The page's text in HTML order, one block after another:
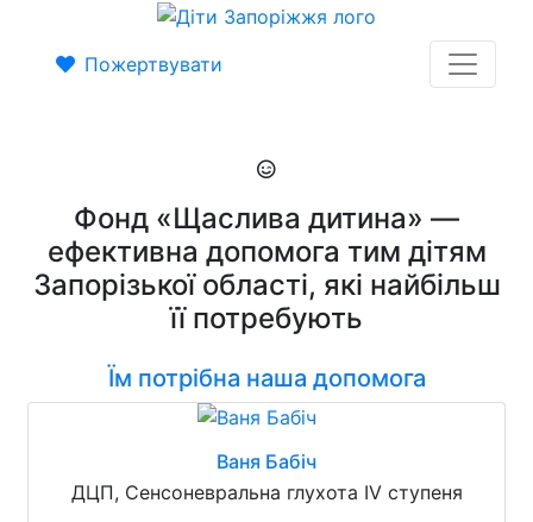
Пожертвувати
Фонд «Щаслива дитина» —
ефективна допомога тим дітям
Запорізької області, які найбільш
її потребують
Їм потрібна наша допомога
Ваня Бабіч
ДЦП, Сенсоневральна глухота IV ступеня